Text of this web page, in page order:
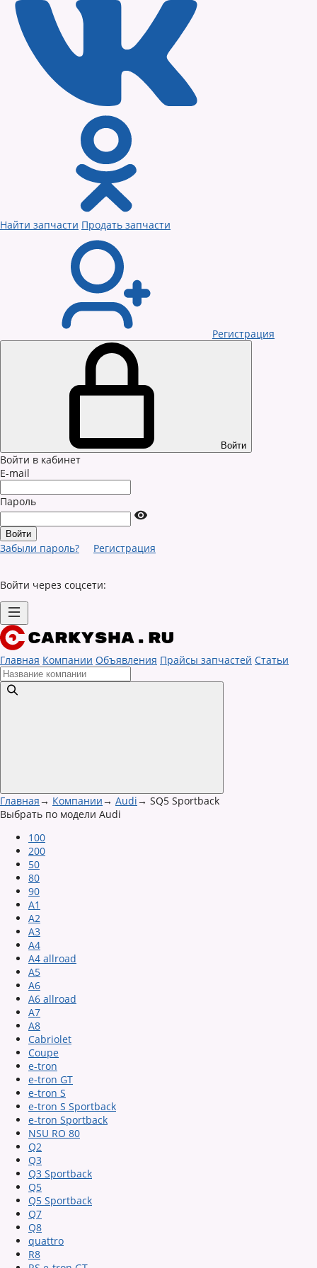
Найти запчасти Продать запчасти
Регистрация
Войти
Войти в кабинет
E-mail
Пароль
Забыли пароль? Регистрация
Войти через соцсети:
Главная Компании Объявления Прайсы запчастей Статьи
Главная→ Компании→ Audi→ SQ5 Sportback
Выбрать по модели Audi
100
200
50
80
90
A1
A2
A3
A4
A4 allroad
A5
A6
A6 allroad
A7
A8
Cabriolet
Coupe
e-tron
e-tron GT
e-tron S
e-tron S Sportback
e-tron Sportback
NSU RO 80
Q2
Q3
Q3 Sportback
Q5
Q5 Sportback
Q7
Q8
quattro
R8